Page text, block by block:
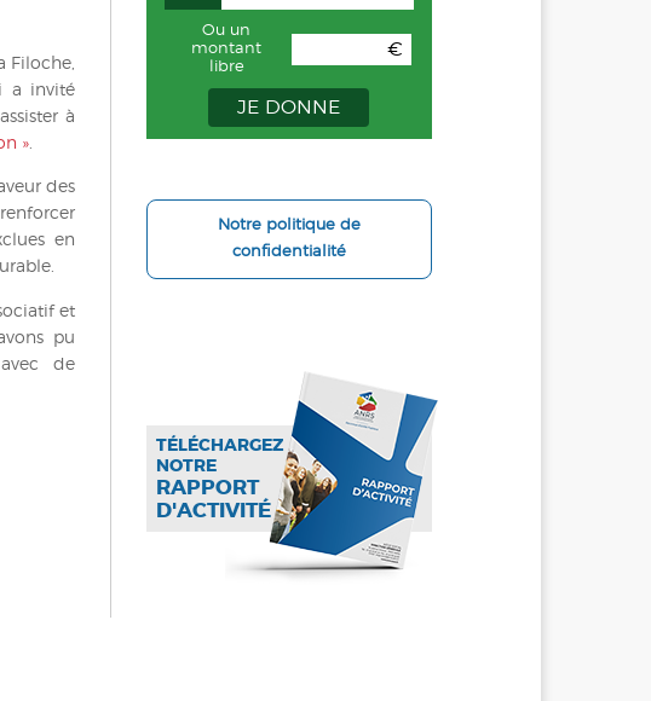
Filoche,
a invité
à
».
des
en
et
pu
de
Ou un
montant
libre
€
JE DONNE
Notre politique de
confidentialité
TÉLÉCHARGEZ
NOTRE
RAPPORT
D'ACTIVITÉ